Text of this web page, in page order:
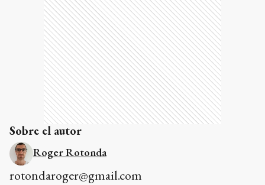
Sobre el autor
Roger Rotonda
rotondaroger@gmail.com